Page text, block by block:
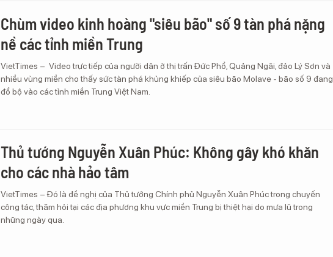
Chùm video kinh hoàng "siêu bão" số 9 tàn phá nặng
nề các tỉnh miền Trung
VietTimes – Video trực tiếp của người dân ở thị trấn Đức Phổ, Quảng Ngãi, đảo Lý Sơn và
nhiều vùng miền cho thấy sức tàn phá khủng khiếp của siêu bão Molave - bão số 9 đang
đổ bộ vào các tỉnh miền Trung Việt Nam.
Thủ tướng Nguyễn Xuân Phúc: Không gây khó khăn
cho các nhà hảo tâm
VietTimes – Đó là đề nghị của Thủ tướng Chính phủ Nguyễn Xuân Phúc trong chuyến
công tác, thăm hỏi tại các địa phương khu vực miền Trung bị thiệt hại do mưa lũ trong
những ngày qua.